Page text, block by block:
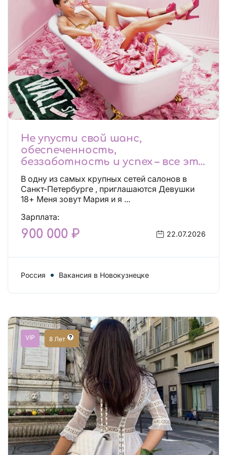
Не упусти свой шанс,
обеспеченность,
беззаботность и успех – все это
будет уже завтра, поспеши!
Лучшие условия!
В одну из самых крупных сетей салонов в
Санкт-Петербурге , приглашаются Девушки
18+ Меня зовут Мария и я ...
Зарплата:
900 000 ₽ 22.07.2026
Россия Вакансия в Новокузнецке
VIP 8 Лет